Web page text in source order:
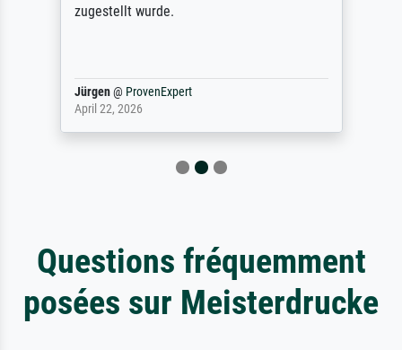
zugestellt wurde.
Jürgen@ ProvenExpert
April 22, 2026
Questions fréquemment
posées sur Meisterdrucke